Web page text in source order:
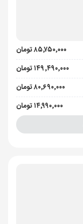
۸۵٬۷۵۰٬۰۰۰ تومان
۱۴۹٬۴۹۰٬۰۰۰ تومان
۸۰٬۶۹۰٬۰۰۰ تومان
۱۴٬۹۹۰٬۰۰۰ تومان